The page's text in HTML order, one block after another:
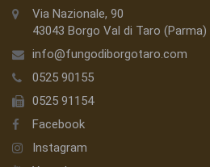
Via Nazionale, 90
43043 Borgo Val di Taro (Parma)
info@fungodiborgotaro.com
0525 90155
0525 91154
Facebook
Instagram